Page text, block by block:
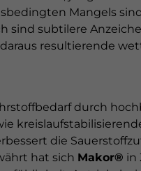
Mangels
sind subtilere
resultierende
durch
die
hat sich Makor® in